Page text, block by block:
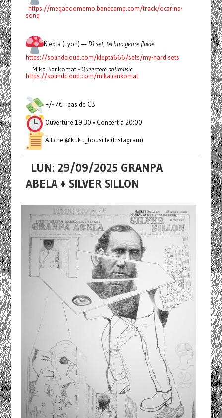
https://megaboomemo.bandcamp.com/track/ocarina-
song
Klëpta (Lyon) —DJ set, techno genre fluide
https://soundcloud.com/klepta666/sets/my-hard-sets
Mika Bankomat -Queercore antimusic
https://soundcloud.com/mikabankomat
+/- 7€ · pas de CB
Ouverture 19:30 • Concert à 20:00
Affiche @kuku_bousille (Instagram)
LUN: 29/09/2025 GRANPA
ABELA + SILVER SILLON